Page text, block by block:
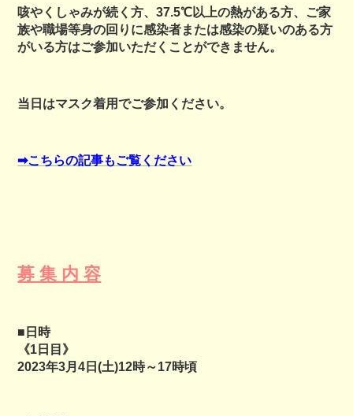
咳やくしゃみが続く方、37.5℃以上の熱がある方、ご家
族や職場等身の回りに感染者または感染の疑いのある方
がいる方はご参加いただくことができません。
当日はマスク着用でご参加ください。
➡こちらの記事もご覧ください
募 集 内 容
■日時
《1日目》
2023年3月4日(土)12時～17時頃